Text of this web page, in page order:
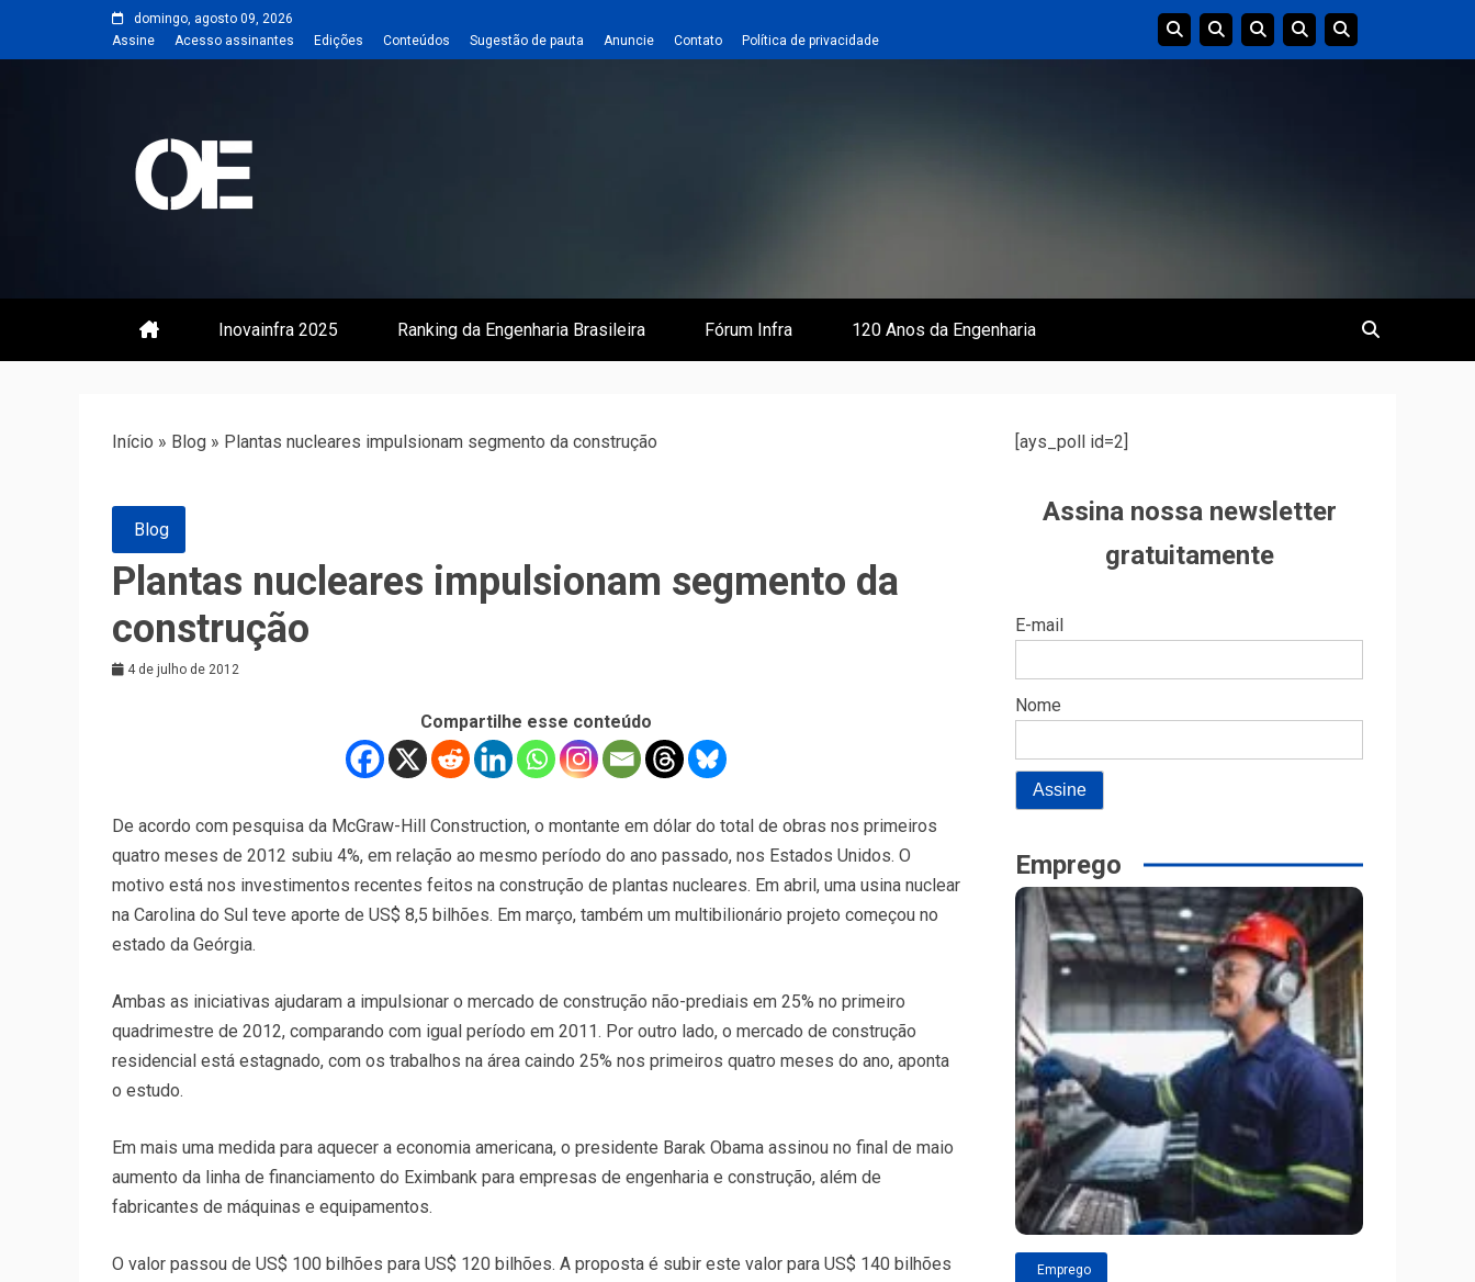
domingo, agosto 09, 2026
Assine
Acesso assinantes Edições Conteúdos Sugestão de pauta Anuncie Contato Política de privacidade
Revista | O Empreiteiro
Inovainfra 2025 Ranking da Engenharia Brasileira Fórum Infra 120 Anos da Engenharia
Início » Blog » Plantas nucleares impulsionam segmento da construção
Blog
Plantas nucleares impulsionam segmento da
construção
4 de julho de 2012
Compartilhe esse conteúdo
De acordo com pesquisa da McGraw-Hill Construction, o montante em dólar do total de obras nos primeiros
quatro meses de 2012 subiu 4%, em relação ao mesmo período do ano passado, nos Estados Unidos. O
motivo está nos investimentos recentes feitos na construção de plantas nucleares. Em abril, uma usina nuclear
na Carolina do Sul teve aporte de US$ 8,5 bilhões. Em março, também um multibilionário projeto começou no
estado da Geórgia.
Ambas as iniciativas ajudaram a impulsionar o mercado de construção não-prediais em 25% no primeiro
quadrimestre de 2012, comparando com igual período em 2011. Por outro lado, o mercado de construção
residencial está estagnado, com os trabalhos na área caindo 25% nos primeiros quatro meses do ano, aponta
o estudo.
Em mais uma medida para aquecer a economia americana, o presidente Barak Obama assinou no final de maio
aumento da linha de financiamento do Eximbank para empresas de engenharia e construção, além de
fabricantes de máquinas e equipamentos.
O valor passou de US$ 100 bilhões para US$ 120 bilhões. A proposta é subir este valor para US$ 140 bilhões
[ays_poll id=2]
Assina nossa newsletter
gratuitamente
E-mail
Nome
Emprego
Emprego